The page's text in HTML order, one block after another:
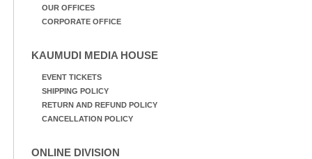
OUR OFFICES
CORPORATE OFFICE
KAUMUDI MEDIA HOUSE
EVENT TICKETS
SHIPPING POLICY
RETURN AND REFUND POLICY
CANCELLATION POLICY
ONLINE DIVISION